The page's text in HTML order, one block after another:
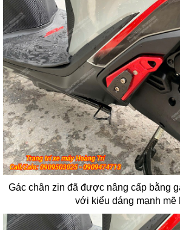
Gác chân zin đã được nâng cấp bằng
với kiểu dáng mạnh mẽ